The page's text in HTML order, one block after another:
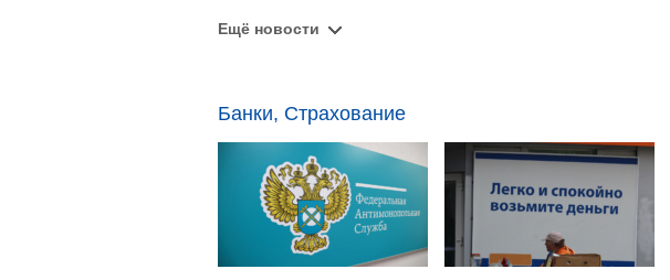
Ещё новости
Банки, Страхование